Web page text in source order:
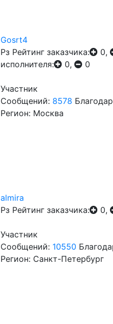
Gosrt4
Рз Рейтинг заказчика: 0,
исполнителя:
0, 0
Участник
Сообщений: 8578
Регион: Москва
almira
Рз Рейтинг заказчика: 0,
Участник
Сообщений: 10550
Регион: Санкт-Петербург